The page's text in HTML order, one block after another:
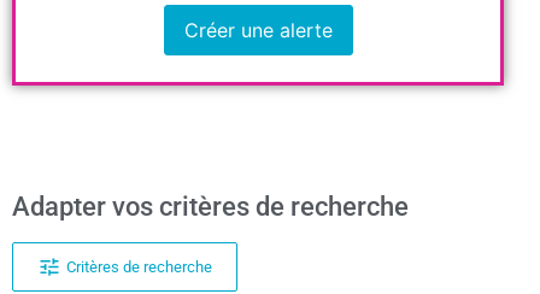
Créer une alerte
Adapter vos critères de recherche
Critères de recherche